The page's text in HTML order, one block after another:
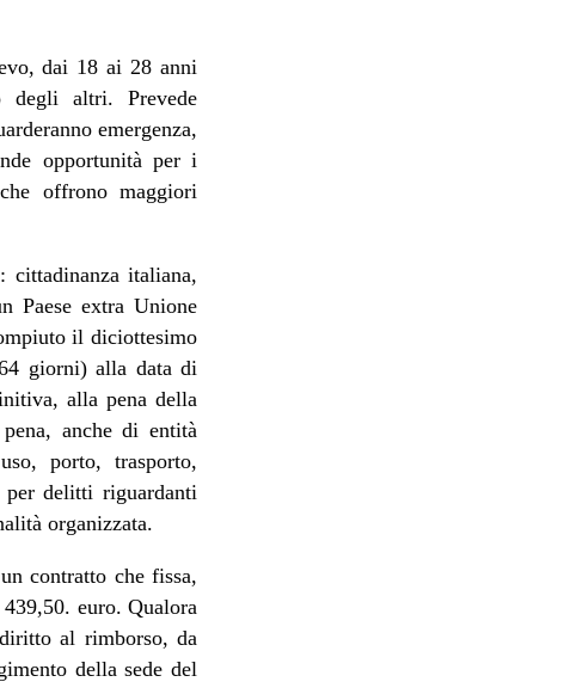
dai 18 ai 28 anni
degli altri. Prevede
emergenza,
opportunità per i
offrono maggiori
cittadinanza italiana,
Paese extra Unione
il diciottesimo
giorni) alla data di
alla pena della
anche di entità
porto, trasporto,
delitti riguardanti
organizzata.
contratto che fissa,
euro. Qualora
al rimborso, da
della sede del